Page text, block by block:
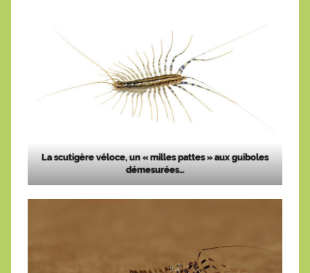
La scutigère véloce, un « milles pattes » aux guiboles
démesurées…